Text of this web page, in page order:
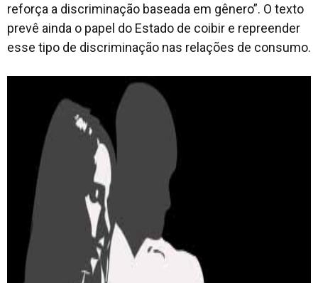
reforça a discriminação baseada em gênero”. O texto
prevê ainda o papel do Estado de coibir e repreender
esse tipo de discriminação nas relações de consumo.